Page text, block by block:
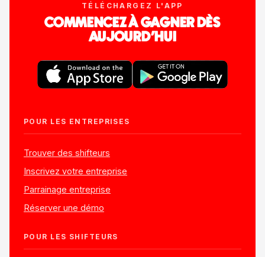
TÉLÉCHARGEZ L'APP
COMMENCEZ À GAGNER DÈS
AUJOURD'HUI
POUR LES ENTREPRISES
Trouver des shifteurs
Inscrivez votre entreprise
Parrainage entreprise
Réserver une démo
POUR LES SHIFTEURS